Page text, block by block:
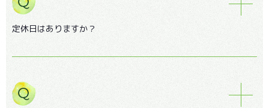
定休日はありますか？